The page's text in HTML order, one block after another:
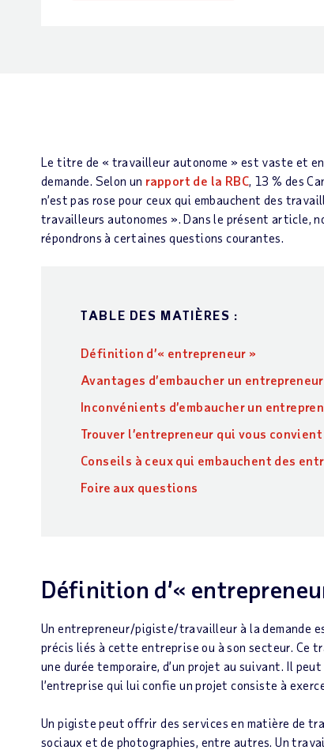
Le titre de « travailleur autonome » est vaste et
demande. Selon un rapport de la RBC, 13 % des
n’est pas rose pour ceux qui embauchent des
travailleurs autonomes ». Dans le présent article,
répondrons à certaines questions courantes.
TABLE DES MATIÈRES :
Définition d’« entrepreneur »
Avantages d’embaucher un entrepreneur
Inconvénients d’embaucher un
Trouver l’entrepreneur qui vous
Conseils à ceux qui embauchent des
Foire aux questions
Définition d’«
Un entrepreneur/pigiste/travailleur à la demande
précis liés à cette entreprise ou à son secteur. Ce
une durée temporaire, d’un projet au suivant. Il
l’entreprise qui lui confie un projet consiste à
Un pigiste peut offrir des services en matière de
sociaux et de photographies, entre autres. Un